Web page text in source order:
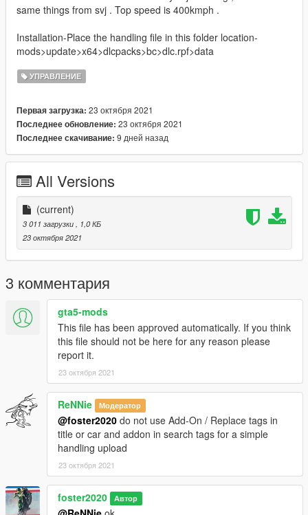
same things from svj . Top speed is 400kmph .
Installation-Place the handling file in this folder location-
mods>update>x64>dlcpacks>bc>dlc.rpf>data
УПРАВЛЕНИЕ
Первая загрузка: 23 октября 2021
Последнее обновление: 23 октября 2021
Последнее скачивание: 9 дней назад
All Versions
(current)
3 011 загрузки, 1,0 КБ
23 октября 2021
3 комментария
gta5-mods
This file has been approved automatically. If you think
this file should not be here for any reason please
report it.
23 октября 2021
ReNNie Модератор
@foster2020 do not use Add-On / Replace tags in
title or car and addon in search tags for a simple
handling upload
23 октября 2021
foster2020 Автор